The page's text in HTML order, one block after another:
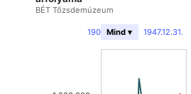
BÉT Tőzsdemúzeum
1907.12.31. 1947.12.31.
Mind ▾